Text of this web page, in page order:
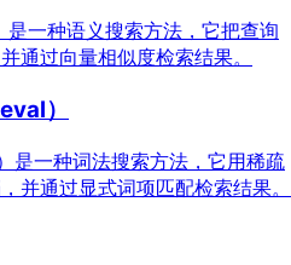
一种语义搜索方法，它把查询
通过向量相似度检索结果。
）
是一种词法搜索方法，它用稀疏
并通过显式词项匹配检索结果。